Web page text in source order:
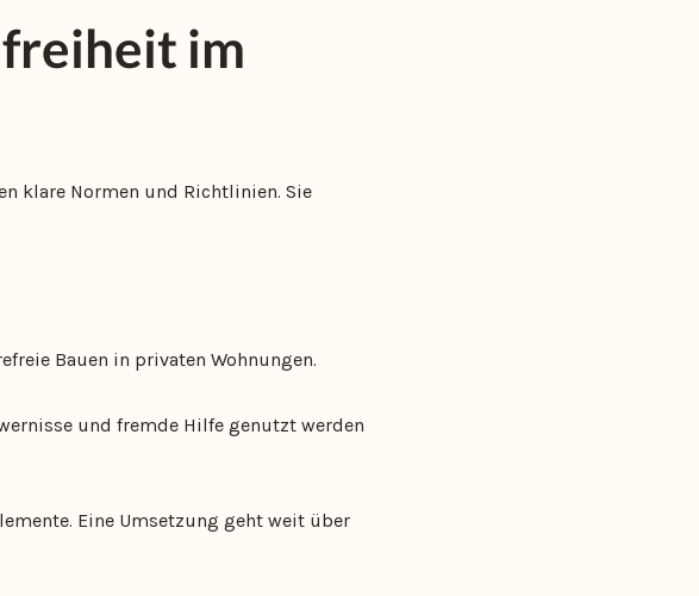
im
klare Normen und Richtlinien. Sie
Bauen in privaten Wohnungen.
und fremde Hilfe genutzt werden
Eine Umsetzung geht weit über